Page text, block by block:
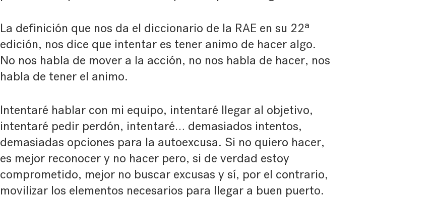
La definición que nos da el diccionario de la RAE en su 22ª
edición, nos dice que intentar es tener animo de hacer algo.
No nos habla de mover a la acción, no nos habla de hacer, nos
habla de tener el animo.
Intentaré hablar con mi equipo, intentaré llegar al objetivo,
intentaré pedir perdón, intentaré… demasiados intentos,
demasiadas opciones para la autoexcusa. Si no quiero hacer,
es mejor reconocer y no hacer pero, si de verdad estoy
comprometido, mejor no buscar excusas y sí, por el contrario,
movilizar los elementos necesarios para llegar a buen puerto.